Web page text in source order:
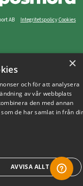
AB Integritetspolicy Cookies
×
och för att analysera
av vår webbplats
den med annan
de har samlat in från
AVVISA ALLT